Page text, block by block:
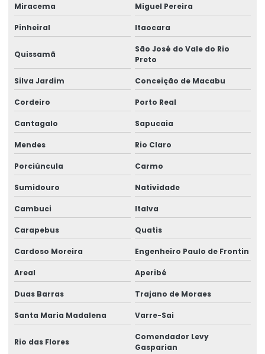
Manutenção corretiva em pontes rolantes
Manutenção corretiva em talhas
Manutenção De Pontes Rolantes
Manutenção ponte rolante
Manutenção ponte rolante rio de janeiro
Manutenção ponte rolante swf
Manutenção preventiva de ponte rolante em am
Manutenção preventiva ponte rolante araquari
Manutenção preventiva ponte rolante caxias do sul
Manutenção preventiva ponte rolante curitiba
Manutenção preventiva ponte rolante itajaí
Manutenção preventiva ponte rolante jaraguá do sul
Manutenção preventiva ponte rolante joinville
Manutenção preventiva de ponte rolante em mg
Miracema Miguel Pereira
Pinheiral Itaocara
Quissamã
São José do Vale do Rio
Preto
Silva Jardim Conceição de Macabu
Cordeiro Porto Real
Cantagalo Sapucaia
Mendes Rio Claro
Porciúncula Carmo
Sumidouro Natividade
Cambuci Italva
Carapebus Quatis
Cardoso Moreira Engenheiro Paulo de Frontin
Areal Aperibé
Duas Barras Trajano de Moraes
Santa Maria Madalena Varre-Sai
Rio das Flores
Comendador Levy
Gasparian